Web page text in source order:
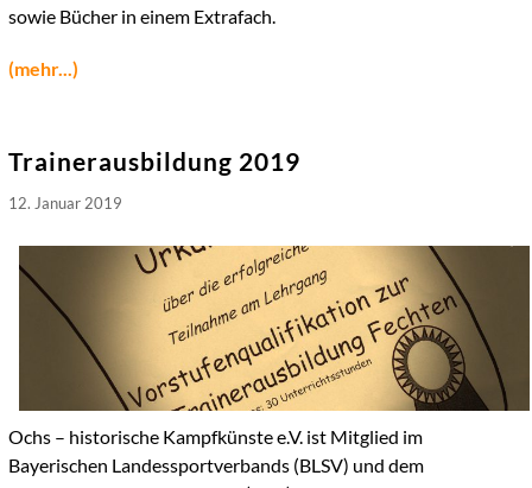
sowie Bücher in einem Extrafach.
(mehr...)
Trainerausbildung 2019
12. Januar 2019
Ochs – historische Kampfkünste e.V. ist Mitglied im
Bayerischen Landessportverbands (BLSV) und dem